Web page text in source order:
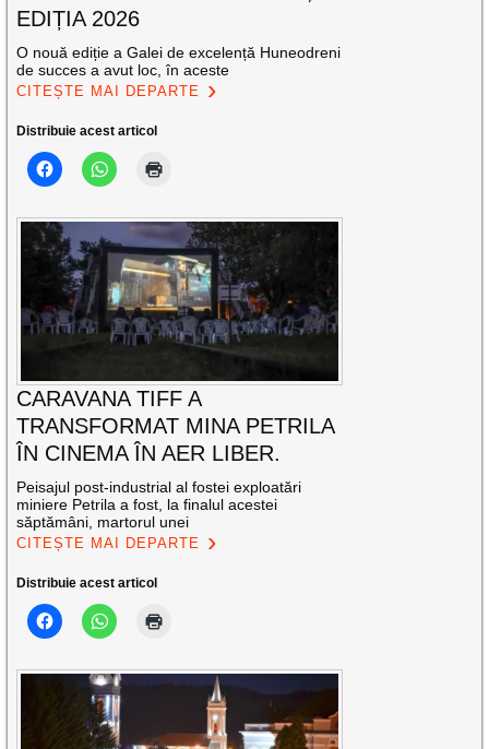
EDIȚIA 2026
O nouă ediție a Galei de excelență Huneodreni
de succes a avut loc, în aceste
CITEȘTE MAI DEPARTE
Distribuie acest articol
CARAVANA TIFF A
TRANSFORMAT MINA PETRILA
ÎN CINEMA ÎN AER LIBER.
Peisajul post-industrial al fostei exploatări
miniere Petrila a fost, la finalul acestei
săptămâni, martorul unei
CITEȘTE MAI DEPARTE
Distribuie acest articol